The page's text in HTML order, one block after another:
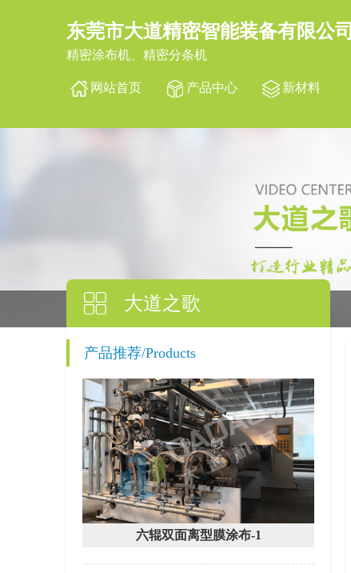
东莞市大道精密智能装备有限公司
精密涂布机、精密分条机
网站首页 产品中心 新材料
大道之歌
产品推荐/Products
六辊双面离型膜涂布-1